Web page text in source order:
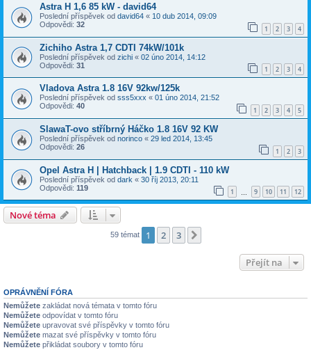
Astra H 1,6 85 kW - david64
Poslední příspěvek od david64 « 10 dub 2014, 09:09
Odpovědi: 32 1 2 3 4
Zichiho Astra 1,7 CDTI 74kW/101k
Poslední příspěvek od zichi « 02 úno 2014, 14:12
Odpovědi: 31 1 2 3 4
Vladova Astra 1.8 16V 92kw/125k
Poslední příspěvek od sss5xxx « 01 úno 2014, 21:52
Odpovědi: 40 1 2 3 4 5
SlawaT-ovo stříbrný Háčko 1.8 16V 92 KW
Poslední příspěvek od norinco « 29 led 2014, 13:45
Odpovědi: 26 1 2 3
Opel Astra H | Hatchback | 1.9 CDTI - 110 kW
Poslední příspěvek od dark « 30 říj 2013, 20:11
Odpovědi: 119 1 9 10 11 12
Nové téma
59 témat 1 2 3
Přejít na
OPRÁVNĚNÍ FÓRA
Nemůžete zakládat nová témata v tomto fóru
Nemůžete odpovídat v tomto fóru
Nemůžete upravovat své příspěvky v tomto fóru
Nemůžete mazat své příspěvky v tomto fóru
Nemůžete přikládat soubory v tomto fóru